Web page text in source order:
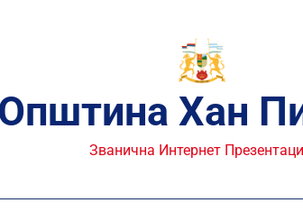
Хан
Званична Интернет